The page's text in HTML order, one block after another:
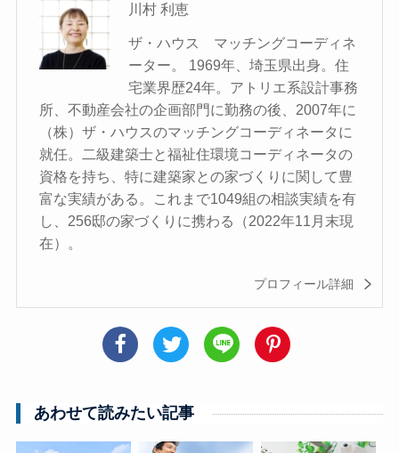
川村 利恵
ザ・ハウス マッチングコーディネ
ーター。 1969年、埼玉県出身。住
宅業界歴24年。アトリエ系設計事務
所、不動産会社の企画部門に勤務の後、2007年に
（株）ザ・ハウスのマッチングコーディネータに
就任。二級建築士と福祉住環境コーディネータの
資格を持ち、特に建築家との家づくりに関して豊
富な実績がある。これまで1049組の相談実績を有
し、256邸の家づくりに携わる（2022年11月末現
在）。
プロフィール詳細
あわせて読みたい記事